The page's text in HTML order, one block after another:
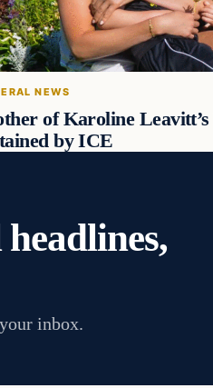
NEWS
of Karoline Leavitt’s
by ICE
headlines,
inbox.